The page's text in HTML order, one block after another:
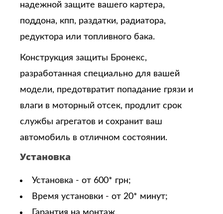
надежной защите вашего картера,
поддона, кпп, раздатки, радиатора,
редуктора или топливного бака.
Конструкция защиты Бронекс,
разработанная специально для вашей
модели, предотвратит попадание грязи и
влаги в моторный отсек, продлит срок
службы агрегатов и сохранит ваш
автомобиль в отличном состоянии.
Установка
Установка - от 600* грн;
Время установки - от 20* минут;